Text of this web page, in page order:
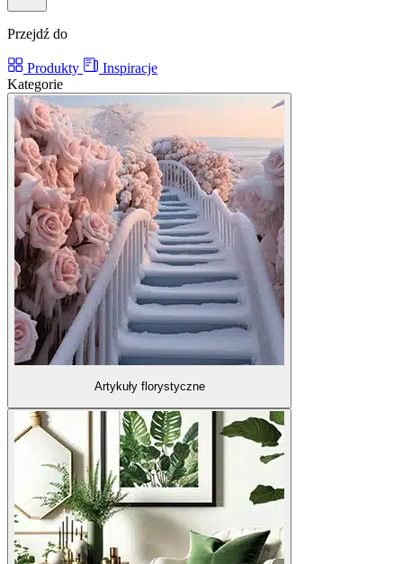
Przejdź do
Produkty
Inspiracje
Kategorie
Artykuły florystyczne